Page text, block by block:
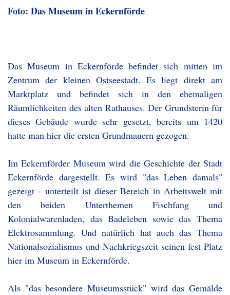
Foto: Das Museum in Eckernförde
Das Museum in Eckernförde befindet sich mitten im
Zentrum der kleinen Ostseestadt. Es liegt direkt am
Marktplatz und befindet sich in den ehemaligen
Räumlichkeiten des alten Rathauses. Der Grundsterin für
dieses Gebäude wurde sehr gesetzt, bereits um 1420
hatte man hier die ersten Grundmauern gezogen.
Im Eckernförder Museum wird die Geschichte der Stadt
Eckernförde dargestellt. Es wird "das Leben damals"
gezeigt - unterteilt ist dieser Bereich in Arbeitswelt mit
den beiden Unterthemen Fischfang und
Kolonialwarenladen, das Badeleben sowie das Thema
Elektrosammlung. Und natürlich hat auch das Thema
Nationalsozialismus und Nachkriegszeit seinen fest Platz
hier im Museum in Eckernförde.
Als "das besondere Museumsstück" wird das Gemälde